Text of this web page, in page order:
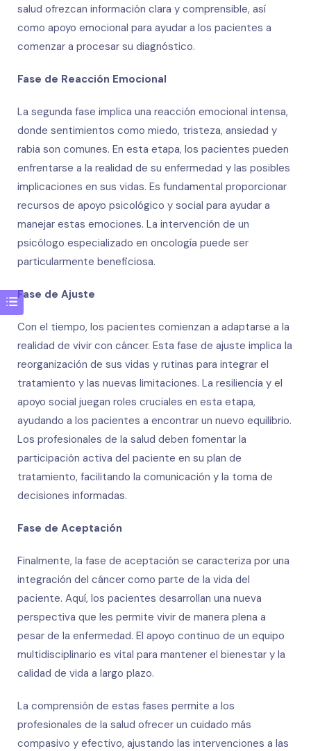
salud ofrezcan información clara y comprensible, así
como apoyo emocional para ayudar a los pacientes a
comenzar a procesar su diagnóstico.
Fase de Reacción Emocional
La segunda fase implica una reacción emocional intensa,
donde sentimientos como miedo, tristeza, ansiedad y
rabia son comunes. En esta etapa, los pacientes pueden
enfrentarse a la realidad de su enfermedad y las posibles
implicaciones en sus vidas. Es fundamental proporcionar
recursos de apoyo psicológico y social para ayudar a
manejar estas emociones. La intervención de un
psicólogo especializado en oncología puede ser
particularmente beneficiosa.
Fase de Ajuste
Con el tiempo, los pacientes comienzan a adaptarse a la
realidad de vivir con cáncer. Esta fase de ajuste implica la
reorganización de sus vidas y rutinas para integrar el
tratamiento y las nuevas limitaciones. La resiliencia y el
apoyo social juegan roles cruciales en esta etapa,
ayudando a los pacientes a encontrar un nuevo equilibrio.
Los profesionales de la salud deben fomentar la
participación activa del paciente en su plan de
tratamiento, facilitando la comunicación y la toma de
decisiones informadas.
Fase de Aceptación
Finalmente, la fase de aceptación se caracteriza por una
integración del cáncer como parte de la vida del
paciente. Aquí, los pacientes desarrollan una nueva
perspectiva que les permite vivir de manera plena a
pesar de la enfermedad. El apoyo continuo de un equipo
multidisciplinario es vital para mantener el bienestar y la
calidad de vida a largo plazo.
La comprensión de estas fases permite a los
profesionales de la salud ofrecer un cuidado más
compasivo y efectivo, ajustando las intervenciones a las